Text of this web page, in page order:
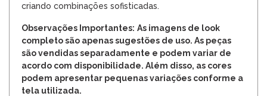
criando combinações sofisticadas.
Observações Importantes: As imagens de look
completo são apenas sugestões de uso. As peças
são vendidas separadamente e podem variar de
acordo com disponibilidade. Além disso, as cores
podem apresentar pequenas variações conforme a
tela utilizada.